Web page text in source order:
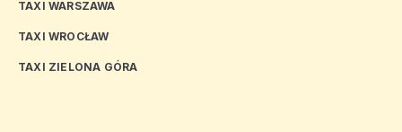
TAXI WARSZAWA
TAXI WROCŁAW
TAXI ZIELONA GÓRA